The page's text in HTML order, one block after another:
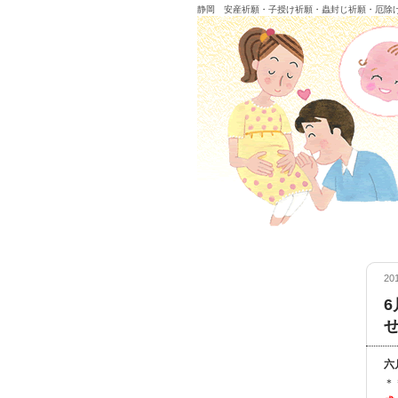
静岡 安産祈願・子授け祈願・蟲封じ祈願・厄
6
六